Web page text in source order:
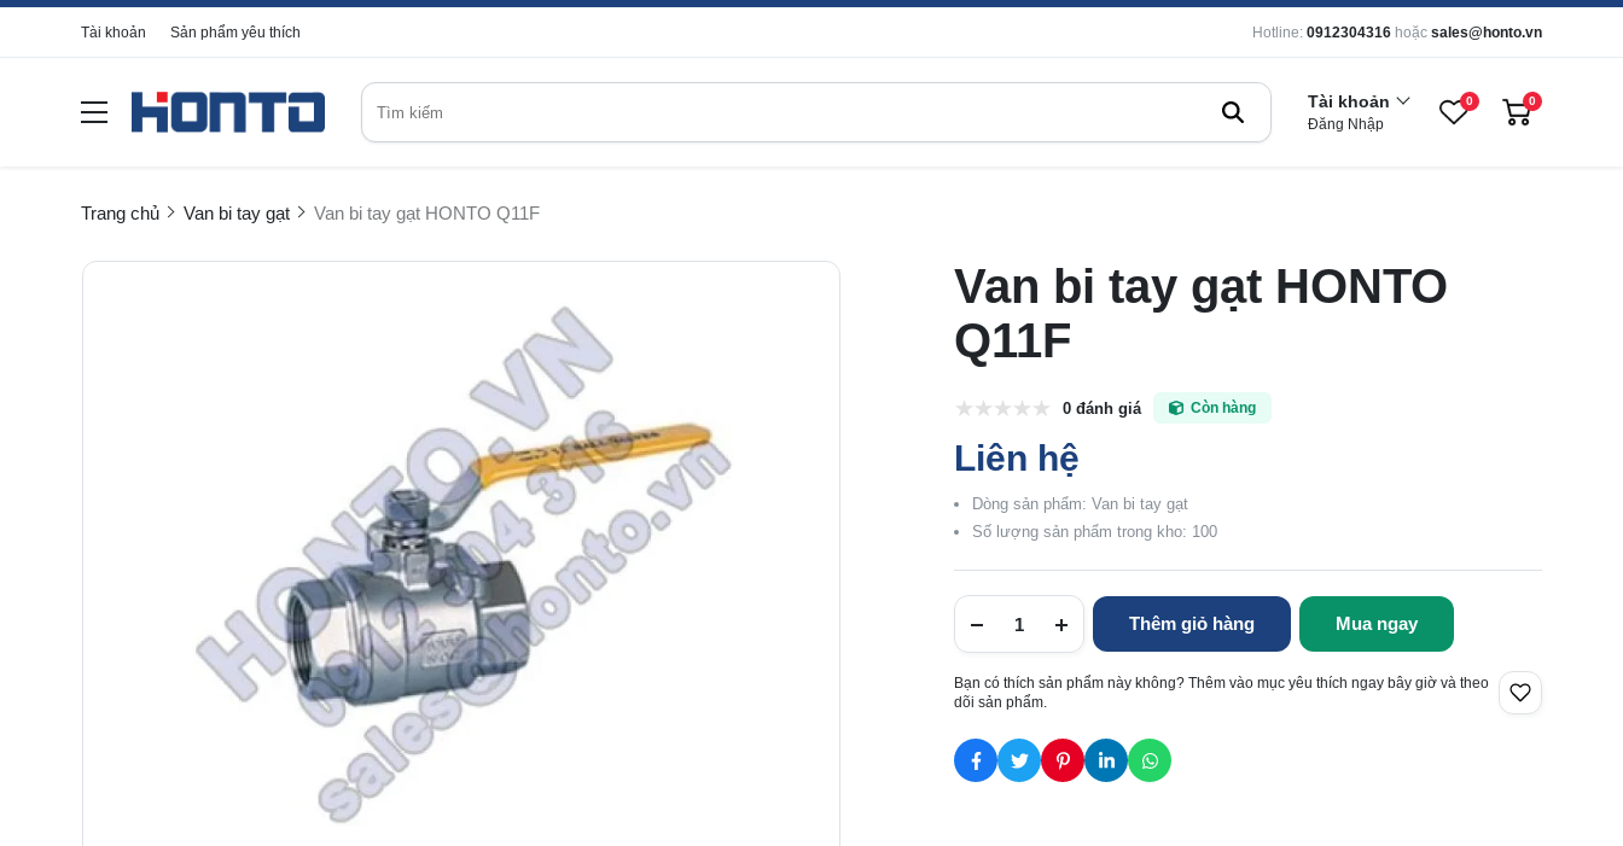
Tài khoản Sản phẩm yêu thích Hotline: 0912304316 hoặc sales@honto.vn
Tài khoản
Đăng Nhập
0 0
Trang chủ Van bi tay gạt Van bi tay gạt HONTO Q11F
Van bi tay gạt HONTO
Q11F
0 đánh giá Còn hàng
Liên hệ
Dòng sản phẩm: Van bi tay gạt
Số lượng sản phẩm trong kho: 100
Thêm giỏ hàng Mua ngay
Bạn có thích sản phẩm này không? Thêm vào mục yêu thích ngay bây giờ và theo
dõi sản phẩm.